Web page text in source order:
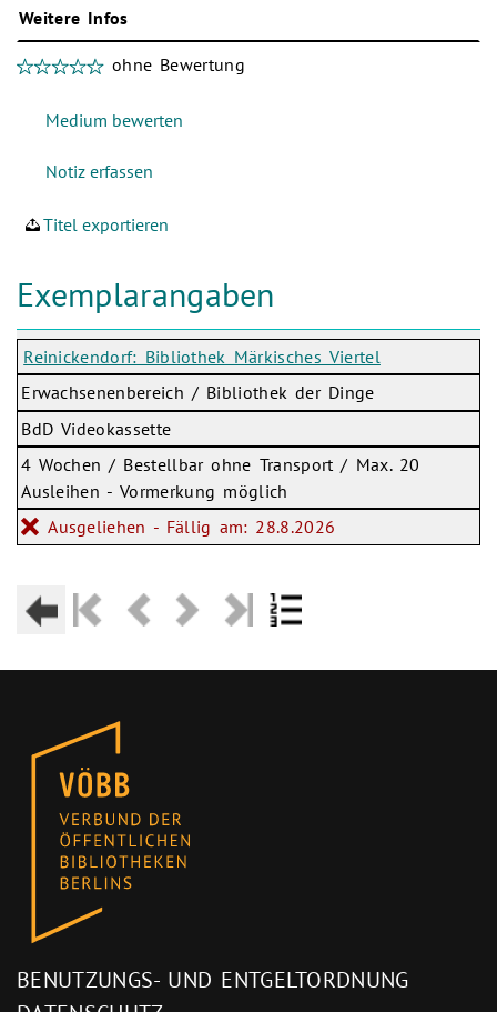
Weitere Infos
ohne Bewertung
Titel exportieren
Exemplarangaben
Reinickendorf: Bibliothek Märkisches Viertel
Erwachsenenbereich / Bibliothek der Dinge
BdD Videokassette
4 Wochen / Bestellbar ohne Transport / Max. 20
Ausleihen - Vormerkung möglich
Ausgeliehen - Fällig am: 28.8.2026
BENUTZUNGS- UND ENTGELTORDNUNG